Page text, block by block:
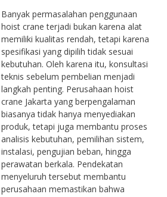
Banyak permasalahan penggunaan
hoist crane terjadi bukan karena alat
memiliki kualitas rendah, tetapi karena
spesifikasi yang dipilih tidak sesuai
kebutuhan. Oleh karena itu, konsultasi
teknis sebelum pembelian menjadi
langkah penting. Perusahaan hoist
crane Jakarta yang berpengalaman
biasanya tidak hanya menyediakan
produk, tetapi juga membantu proses
analisis kebutuhan, pemilihan sistem,
instalasi, pengujian beban, hingga
perawatan berkala. Pendekatan
menyeluruh tersebut membantu
perusahaan memastikan bahwa